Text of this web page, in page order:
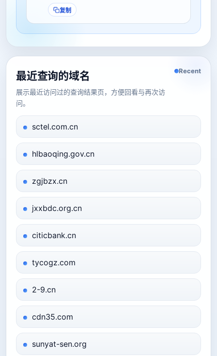
复制
最近查询的域名
展示最近访问过的查询结果页，方便回看与再次访
问。
Recent
sctel.com.cn
hlbaoqing.gov.cn
zgjbzx.cn
jxxbdc.org.cn
citicbank.cn
tycogz.com
2-9.cn
cdn35.com
sunyat-sen.org